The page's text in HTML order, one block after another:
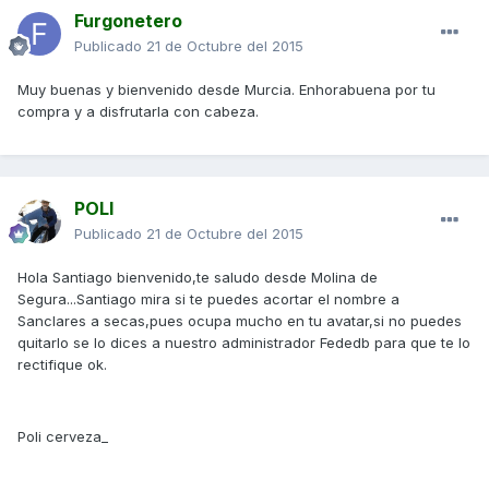
Furgonetero
Publicado 21 de Octubre del 2015
Muy buenas y bienvenido desde Murcia. Enhorabuena por tu
compra y a disfrutarla con cabeza.
POLI
Publicado 21 de Octubre del 2015
Hola Santiago bienvenido,te saludo desde Molina de
Segura...Santiago mira si te puedes acortar el nombre a
Sanclares a secas,pues ocupa mucho en tu avatar,si no puedes
quitarlo se lo dices a nuestro administrador Fededb para que te lo
rectifique ok.
Poli cerveza_